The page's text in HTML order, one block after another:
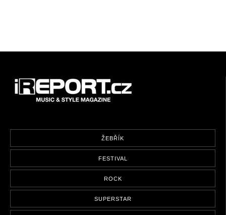
ŽEBŘÍK
FESTIVAL
ROCK
SUPERSTAR